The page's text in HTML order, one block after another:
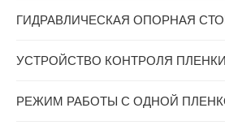
ГИДРАВЛИЧЕСКАЯ ОПОРНАЯ
УСТРОЙСТВО КОНТРОЛЯ ПЛЕНКИ
РЕЖИМ РАБОТЫ С ОДНОЙ